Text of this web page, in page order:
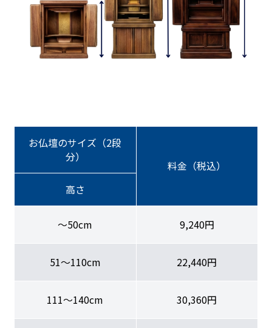
お仏壇のサイズ（2段
分）
料金（税込）
高さ
〜50cm 9,240円
51〜110cm 22,440円
111〜140cm 30,360円